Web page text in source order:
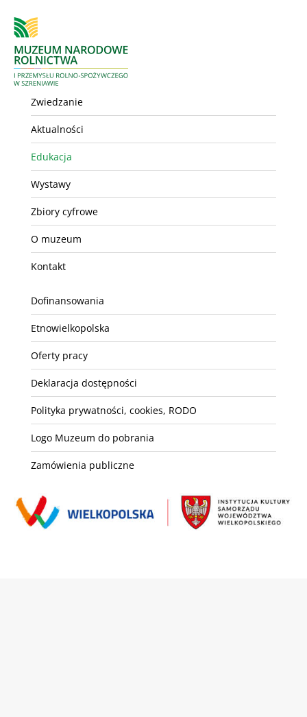
Zwiedzanie
Aktualności
Edukacja
Wystawy
Zbiory cyfrowe
O muzeum
Kontakt
Dofinansowania
Etnowielkopolska
Oferty pracy
Deklaracja dostępności
Polityka prywatności, cookies, RODO
Logo Muzeum do pobrania
Zamówienia publiczne